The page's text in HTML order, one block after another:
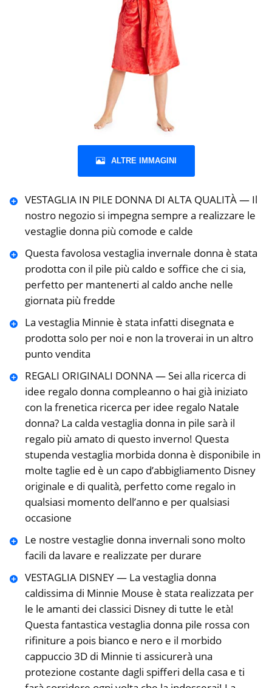
ALTRE IMMAGINI
VESTAGLIA IN PILE DONNA DI ALTA QUALITÀ — Il
nostro negozio si impegna sempre a realizzare le
vestaglie donna più comode e calde
Questa favolosa vestaglia invernale donna è stata
prodotta con il pile più caldo e soffice che ci sia,
perfetto per mantenerti al caldo anche nelle
giornata più fredde
La vestaglia Minnie è stata infatti disegnata e
prodotta solo per noi e non la troverai in un altro
punto vendita
REGALI ORIGINALI DONNA — Sei alla ricerca di
idee regalo donna compleanno o hai già iniziato
con la frenetica ricerca per idee regalo Natale
donna? La calda vestaglia donna in pile sarà il
regalo più amato di questo inverno! Questa
stupenda vestaglia morbida donna è disponibile in
molte taglie ed è un capo d’abbigliamento Disney
originale e di qualità, perfetto come regalo in
qualsiasi momento dell’anno e per qualsiasi
occasione
Le nostre vestaglie donna invernali sono molto
facili da lavare e realizzate per durare
VESTAGLIA DISNEY — La vestaglia donna
caldissima di Minnie Mouse è stata realizzata per
le le amanti dei classici Disney di tutte le età!
Questa fantastica vestaglia donna pile rossa con
rifiniture a pois bianco e nero e il morbido
cappuccio 3D di Minnie ti assicurerà una
protezione costante dagli spifferi della casa e ti